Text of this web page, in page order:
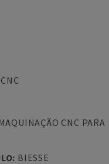
CNC PARA
: BIESSE